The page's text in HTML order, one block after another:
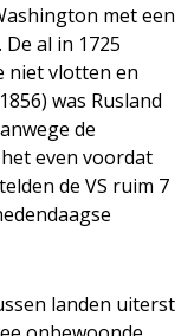
met een
al in 1725
niet vlotten en
was Rusland
de
even voordat
de VS ruim 7
landen uiterst